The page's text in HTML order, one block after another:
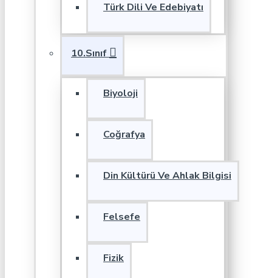
Türk Dili Ve Edebiyatı
10.Sınıf
Biyoloji
Coğrafya
Din Kültürü Ve Ahlak Bilgisi
Felsefe
Fizik